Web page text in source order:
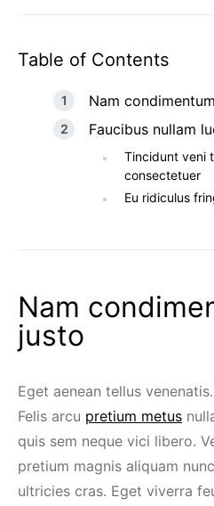
Table of Contents
Nam
Faucibus nullam
Tincidunt veni
consectetuer
Eu ridiculus
Nam
justo
Eget aenean tellus
Felis arcu pretium metus
quis sem neque vici libero.
pretium magnis aliquam
ultricies cras. Eget viverra